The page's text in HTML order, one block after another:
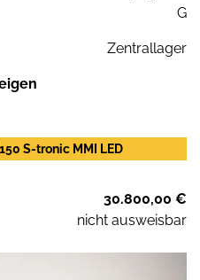
G
Zentrallager
S-tronic MMI LED
30.800,00 €
nicht ausweisbar